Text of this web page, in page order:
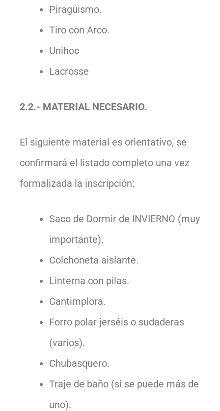
Piragüismo.
Tiro con Arco.
Unihoc
Lacrosse
2.2.- MATERIAL NECESARIO.
El siguiente material es orientativo, se
confirmará el listado completo una vez
formalizada la inscripción:
Saco de Dormir de INVIERNO (muy
importante).
Colchoneta aislante.
Linterna con pilas.
Cantimplora.
Forro polar jerséis o sudaderas
(varios).
Chubasquero.
Traje de baño (si se puede más de
uno).